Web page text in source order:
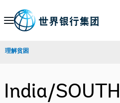
Skip
Navigation
理解贫困
India/